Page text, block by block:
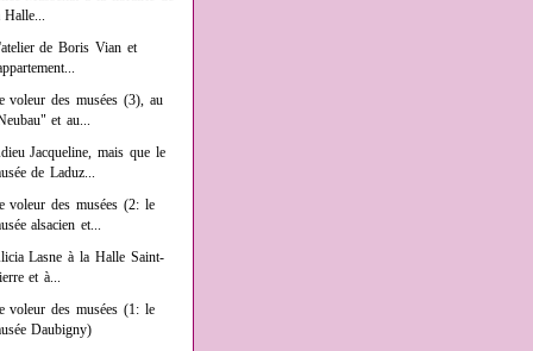
Halle...
de Boris Vian et
voleur des musées (3), au
et au...
Jacqueline, mais que le
de Laduz...
voleur des musées (2: le
alsacien et...
Lasne à la Halle Saint-
et à...
voleur des musées (1: le
Daubigny)